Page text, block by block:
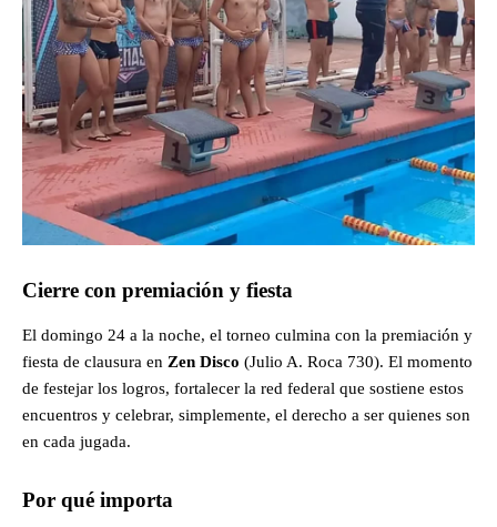
Cierre con premiación y fiesta
El domingo 24 a la noche, el torneo culmina con la premiación y
fiesta de clausura en Zen Disco (Julio A. Roca 730). El momento
de festejar los logros, fortalecer la red federal que sostiene estos
encuentros y celebrar, simplemente, el derecho a ser quienes son
en cada jugada.
Por qué importa